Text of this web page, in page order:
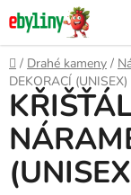
Přejít
na
obsah
Domů
/ Drahé kameny /
DEKORACÍ (UNISEX)